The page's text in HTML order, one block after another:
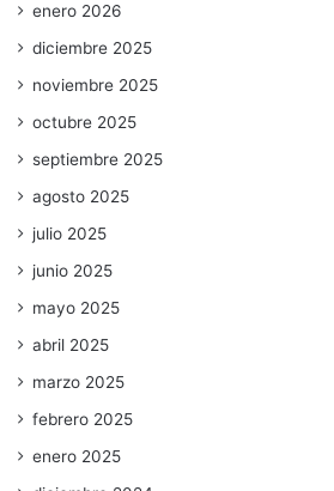
enero 2026
diciembre 2025
noviembre 2025
octubre 2025
septiembre 2025
agosto 2025
julio 2025
junio 2025
mayo 2025
abril 2025
marzo 2025
febrero 2025
enero 2025